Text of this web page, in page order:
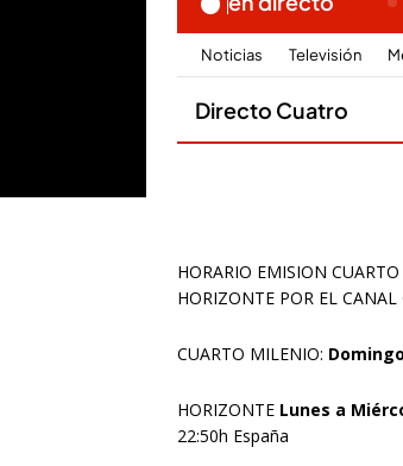
HORARIO EMISION
HORIZONTE POR EL CANAL
CUARTO MILENIO:
HORIZONTE Lunes a
22:50h España